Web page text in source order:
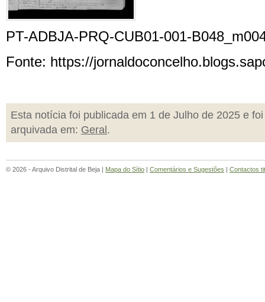
PT-ADBJA-PRQ-CUB01-001-
Fonte: https://
Esta notícia foi publicada em 1 de Julho de 2025 e foi
arquivada em: Geral .
© 2026 - Arquivo Distrital de Beja | Mapa do Sítio | Comentários e Sugestões | Contactos